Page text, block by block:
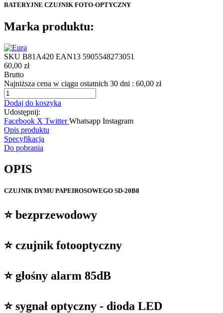
BATERYJNE CZUJNIK FOTO-OPTYCZNY
Marka produktu:
SKU B81A420 EAN13 5905548273051
60,00 zł
Brutto
Najniższa cena w ciągu ostatnich 30 dni : 60,00 zł
Dodaj do koszyka
Udostępnij:
Facebook X Twitter Whatsapp Instagram
Opis produktu
Specyfikacja
Do pobrania
OPIS
CZUJNIK DYMU PAPEIROSOWEGO SD-20B8
⭐ bezprzewodowy
⭐ czujnik fotooptyczny
⭐ głośny alarm 85dB
⭐ sygnał optyczny - dioda LED